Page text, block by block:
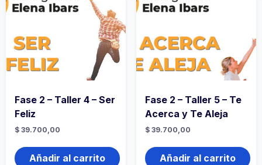
Fase 2 – Taller 4 – Ser
Feliz
$ 39.700,00
Añadir al carrito
Fase 2 – Taller 5 – Te
Acerca y Te Aleja
$39.700,00
Añadir al carrito